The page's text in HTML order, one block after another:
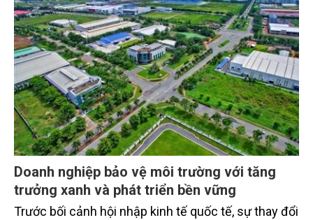
Doanh nghiệp bảo vệ môi trường với tăng
trưởng xanh và phát triển bền vững
Trước bối cảnh hội nhập kinh tế quốc tế, sự thay đổi